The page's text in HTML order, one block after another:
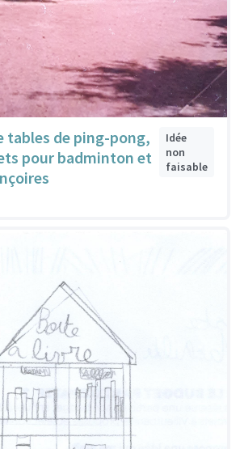
tables de ping-pong,
pour badminton et
Idée
non
faisable